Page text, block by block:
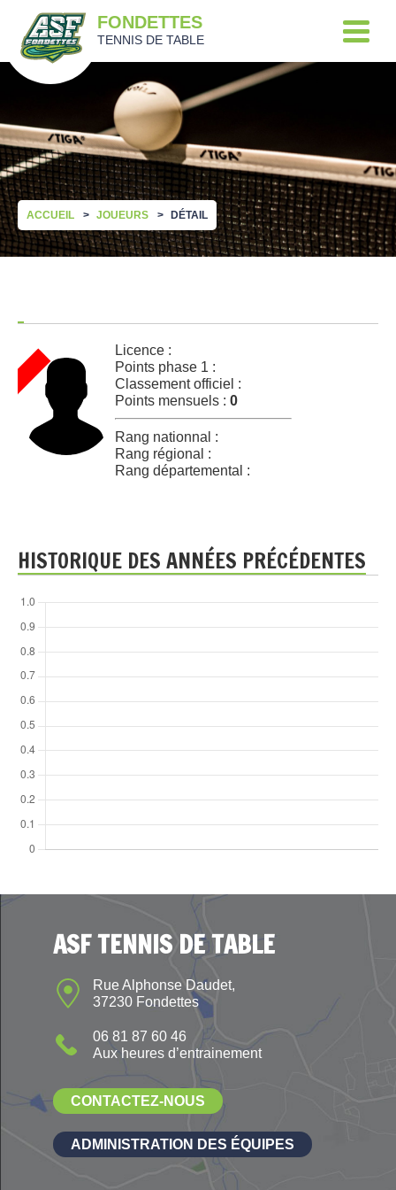
FONDETTES
TENNIS DE TABLE
ACCUEIL JOUEURS DÉTAIL
Licence :
Points phase 1 :
Classement officiel :
Points mensuels : 0
Rang nationnal :
Rang régional :
Rang départemental :
HISTORIQUE DES ANNÉES PRÉCÉDENTES
ASF TENNIS DE TABLE
Rue Alphonse Daudet,
37230 Fondettes
06 81 87 60 46
Aux heures d’entrainement
CONTACTEZ-NOUS
ADMINISTRATION DES ÉQUIPES